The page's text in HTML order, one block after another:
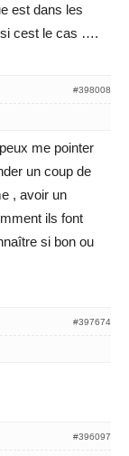
est dans les
si cest le cas ….
#398008
me pointer
un coup de
, avoir un
ils font
si bon ou
#397674
#396097